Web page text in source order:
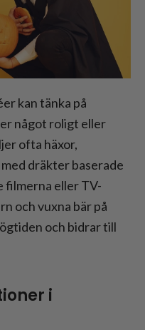
kan tänka på
något roligt eller
ofta häxor,
dräkter baserade
filmerna eller TV-
och vuxna bär på
och bidrar till
i